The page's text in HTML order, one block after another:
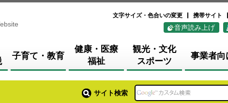
文字サイズ・色合いの変更 携帯サイト
音声読み上げ
子育て・教育
健康・医療
福祉
観光・文化
スポーツ
事業者向
サイト検索